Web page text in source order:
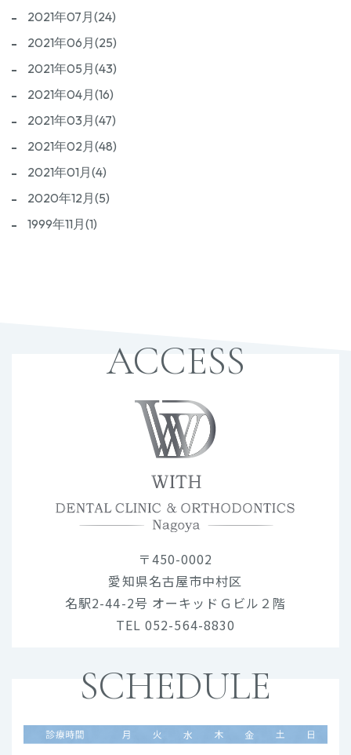
2021年07月(24)
2021年06月(25)
2021年05月(43)
2021年04月(16)
2021年03月(47)
2021年02月(48)
2021年01月(4)
2020年12月(5)
1999年11月(1)
ACCESS
〒450-0002
愛知県名古屋市中村区
名駅2-44-2号 オーキッドＧビル２階
TEL 052-564-8830
SCHEDULE